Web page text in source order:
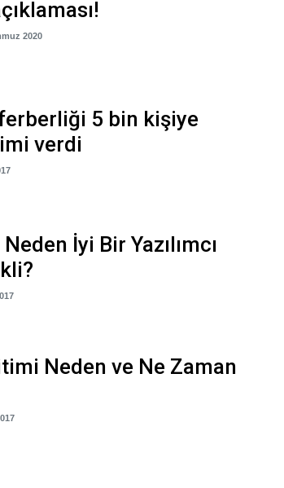
2020
5 bin kişiye
verdi
İyi Bir Yazılımcı
Neden ve Ne Zaman